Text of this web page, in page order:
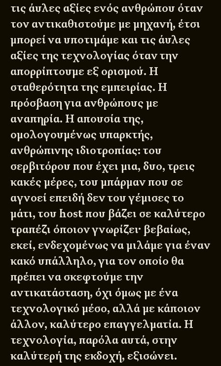
τις άυλες αξίες ενός ανθρώπου όταν
τον αντικαθιστούμε με μηχανή, έτσι
μπορεί να υποτιμάμε και τις άυλες
αξίες της τεχνολογίας όταν την
απορρίπτουμε εξ ορισμού. Η
σταθερότητα της εμπειρίας. Η
πρόσβαση για ανθρώπους με
αναπηρία. Η απουσία της,
ομολογουμένως υπαρκτής,
ανθρώπινης ιδιοτροπίας: του
σερβιτόρου που έχει μια, δυο, τρεις
κακές μέρες, του μπάρμαν που σε
αγνοεί επειδή δεν του γέμισες το
μάτι, του host που βάζει σε καλύτερο
τραπέζι όποιον γνωρίζει· βεβαίως,
εκεί, ενδεχομένως να μιλάμε για έναν
κακό υπάλληλο, για τον οποίο θα
πρέπει να σκεφτούμε την
αντικατάσταση, όχι όμως με ένα
τεχνολογικό μέσο, αλλά με κάποιον
άλλον, καλύτερο επαγγελματία. Η
τεχνολογία, παρόλα αυτά, στην
καλύτερή της εκδοχή, εξισώνει.